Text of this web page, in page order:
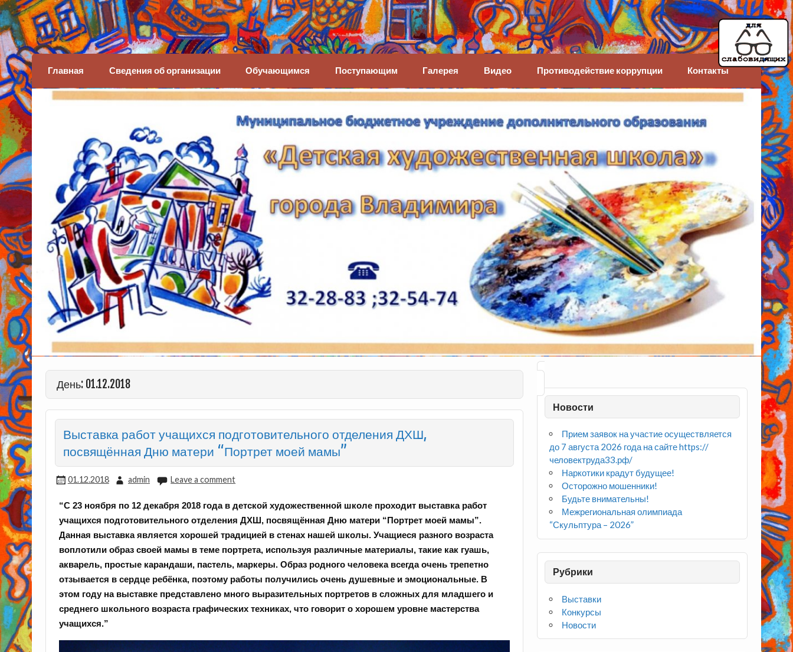
Детская художественная школа
Главная Сведения об организации Обучающимся Поступающим Галерея Видео Противодействие коррупции Контакты
День: 01.12.2018
Выставка работ учащихся подготовительного отделения ДХШ,
посвящённая Дню матери “Портрет моей мамы”
01.12.2018 admin Leave a comment
“С 23 ноября по 12 декабря 2018 года в детской художественной школе проходит выставка работ
учащихся подготовительного отделения ДХШ, посвящённая Дню матери “Портрет моей мамы”.
Данная выставка является хорошей традицией в стенах нашей школы. Учащиеся разного возраста
воплотили образ своей мамы в теме портрета, используя различные материалы, такие как гуашь,
акварель, простые карандаши, пастель, маркеры. Образ родного человека всегда очень трепетно
отзывается в сердце ребёнка, поэтому работы получились очень душевные и эмоциональные. В
этом году на выставке представлено много выразительных портретов в сложных для младшего и
среднего школьного возраста графических техниках, что говорит о хорошем уровне мастерства
учащихся.”
Новости
Прием заявок на участие осуществляется
до 7 августа 2026 года на сайте https://
человектруда33.рф/
Наркотики крадут будущее!
Осторожно мошенники!
Будьте внимательны!
Межрегиональная олимпиада
“Скульптура – 2026”
Рубрики
Выставки
Конкурсы
Новости